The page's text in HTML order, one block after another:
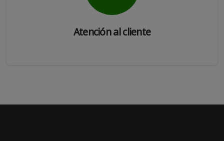
Atención al cliente